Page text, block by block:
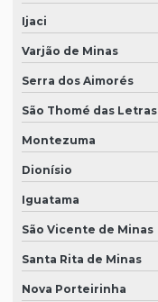
Ijaci
Varjão de Minas
Serra dos Aimorés
São Thomé das Letras
Montezuma
Dionísio
Iguatama
São Vicente de Minas
Santa Rita de Minas
Nova Porteirinha